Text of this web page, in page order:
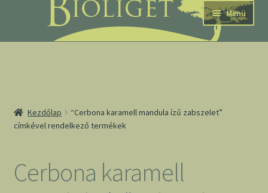
navigációhoz
tartalomba
Menü
Kezdőlap
“Cerbona karamell mandula ízű zabszelet”
címkével rendelkező termékek
Cerbona karamell